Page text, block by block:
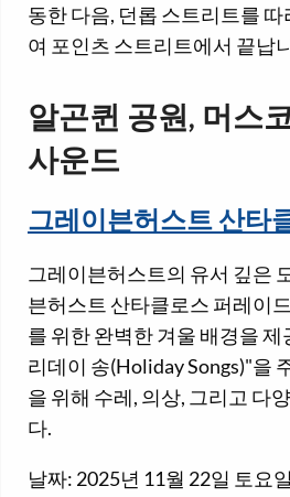
동한 다음, 던롭 스트리트를
여 포인츠 스트리트에서 끝납
알곤퀸 공원, 머스
사운드
그레이븐허스트 산타
그레이븐허스트의 유서 깊은
븐허스트 산타클로스 퍼레이
를 위한 완벽한 겨울 배경을
리데이 송(Holiday Songs)"을
을 위해 수레, 의상, 그리고 다
다.
날짜: 2025년 11월 22일 토요